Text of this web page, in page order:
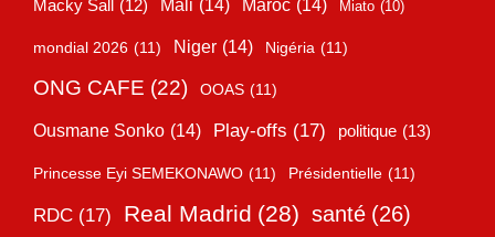
Macky Sall (12) Mali (14) Maroc (14) Miato (10)
mondial 2026 (11) Niger (14) Nigéria (11)
ONG CAFE (22) OOAS (11)
Ousmane Sonko (14) Play-offs (17) politique (13)
Princesse Eyi SEMEKONAWO (11) Présidentielle (11)
RDC (17) Real Madrid (28) santé (26)